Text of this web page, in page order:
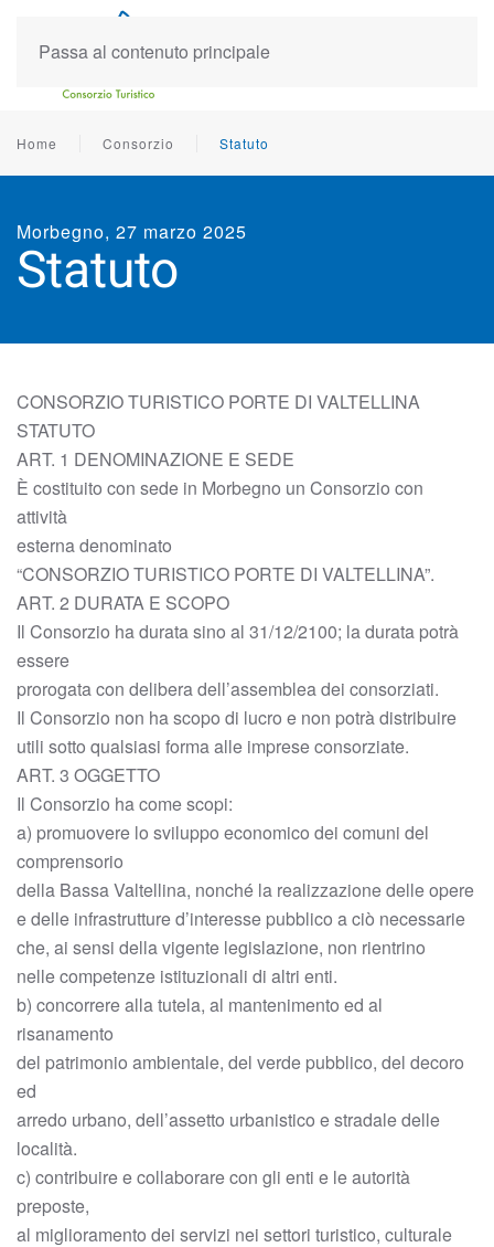
Passa al contenuto principale
Home Consorzio Statuto
Morbegno, 27 marzo 2025
Statuto
CONSORZIO TURISTICO PORTE DI VALTELLINA
STATUTO
ART. 1 DENOMINAZIONE E SEDE
È costituito con sede in Morbegno un Consorzio con
attività
esterna denominato
“CONSORZIO TURISTICO PORTE DI VALTELLINA”.
ART. 2 DURATA E SCOPO
Il Consorzio ha durata sino al 31/12/2100; la durata potrà
essere
prorogata con delibera dell’assemblea dei consorziati.
Il Consorzio non ha scopo di lucro e non potrà distribuire
utili sotto qualsiasi forma alle imprese consorziate.
ART. 3 OGGETTO
Il Consorzio ha come scopi:
a) promuovere lo sviluppo economico dei comuni del
comprensorio
della Bassa Valtellina, nonché la realizzazione delle opere
e delle infrastrutture d’interesse pubblico a ciò necessarie
che, ai sensi della vigente legislazione, non rientrino
nelle competenze istituzionali di altri enti.
b) concorrere alla tutela, al mantenimento ed al
risanamento
del patrimonio ambientale, del verde pubblico, del decoro
ed
arredo urbano, dell’assetto urbanistico e stradale delle
località.
c) contribuire e collaborare con gli enti e le autorità
preposte,
al miglioramento dei servizi nei settori turistico, culturale